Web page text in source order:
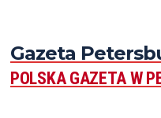
Gazeta
POLSKA GAZETA W